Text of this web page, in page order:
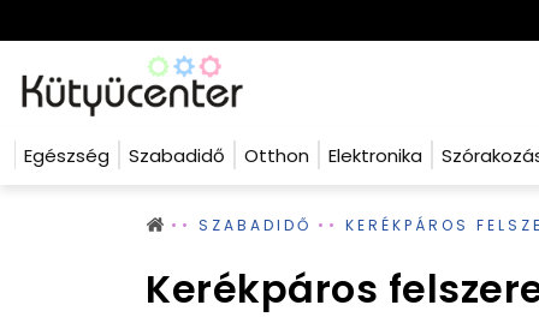
Egészség Szabadidő Otthon Elektronika
SZABADIDŐ KERÉKPÁROS
Kerékpáros